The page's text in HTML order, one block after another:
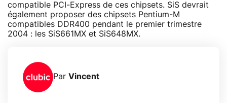
compatible PCI-Express de ces chipsets. SiS devrait
également proposer des chipsets Pentium-M
compatibles DDR400 pendant le premier trimestre
2004 : les SiS661MX et SiS648MX.
Par Vincent